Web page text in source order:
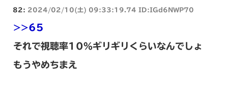
82: 2024/02/10(土) 09:33:19.74 ID:IGd6NWP70
>>65
それで視聴率10%ギリギリくらいなんでしょ
もうやめちまえ